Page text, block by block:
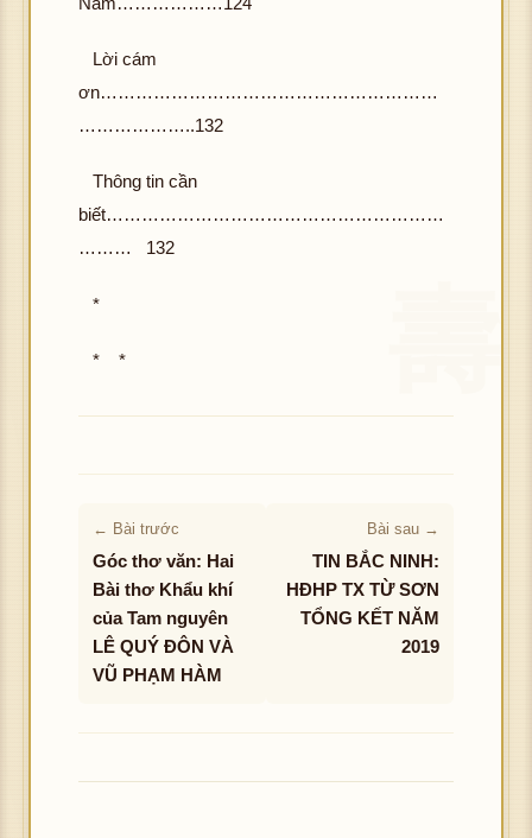
Lời cám
ơn…………………………………………………
………………..132
Thông tin cần
biết…………………………………………………
……… 132
*
* *
← Bài trước
Góc thơ văn: Hai
Bài thơ Khẩu khí
của Tam nguyên
LÊ QUÝ ĐÔN VÀ
VŨ PHẠM HÀM
Bài sau →
TIN BẮC NINH:
HĐHP TX TỪ SƠN
TỔNG KẾT NĂM
2019